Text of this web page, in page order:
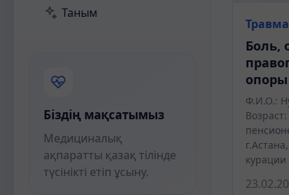
Таным
Біздің мақсатымыз
Медициналық
ақпаратты қазақ тілінде
түсінікті етіп ұсыну.
Травма
Боль,
Ф.И.О.:
курации